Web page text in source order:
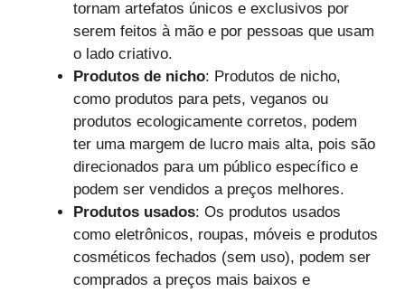
tornam artefatos únicos e exclusivos por
serem feitos à mão e por pessoas que usam
o lado criativo.
Produtos de nicho: Produtos de nicho,
como produtos para pets, veganos ou
produtos ecologicamente corretos, podem
ter uma margem de lucro mais alta, pois são
direcionados para um público específico e
podem ser vendidos a preços melhores.
Produtos usados: Os produtos usados
como eletrônicos, roupas, móveis e produtos
cosméticos fechados (sem uso), podem ser
comprados a preços mais baixos e